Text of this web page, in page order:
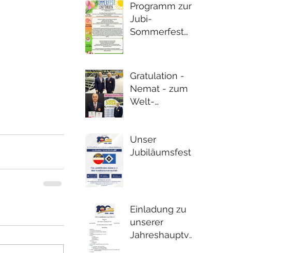
Programm zum
Jubi-
Sommerfest
Gratulation -
Nemat - zum
Welt-
Unser
Jubiläumsfest
Einladung zu
unserer
Jahreshauptver